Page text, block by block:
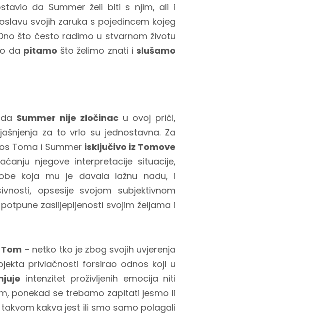
da Summer želi biti s njim, ali i
svojih zaruka s pojedincem kojeg
što često radimo u stvarnom životu
da pitamo što želimo znati i slušamo
Summer nije zločinac u ovoj priči,
za to vrlo su jednostavna. Za
Toma i Summer isključivo iz Tomove
njegove interpretacije situacije,
koja mu je davala lažnu nadu, i
opsesije svojom subjektivnom
zaslijepljenosti svojim željama i
– netko tko je zbog svojih uvjerenja
privlačnosti forsirao odnos koji u
intenzitet proživljenih emocija niti
ponekad se trebamo zapitati jesmo li
kakva jest ili smo samo polagali